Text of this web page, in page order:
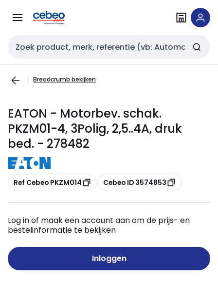
naar
naar
Zoekveld invoer
Breadcrumb bekijken
EATON - Motorbev. schak.
PKZM01-4, 3Polig, 2,5..4A, druk
bed. - 278482
Kopiëren
Ref Cebeo PKZM014 Kopiëren
Cebeo ID 3574853
Log in of maak een account aan om de prijs- en
bestelinformatie te bekijken
Inloggen